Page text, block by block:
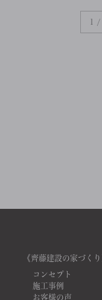
1 /
《齊藤建設の家づくり
コンセプト
施工事例
お客様の声